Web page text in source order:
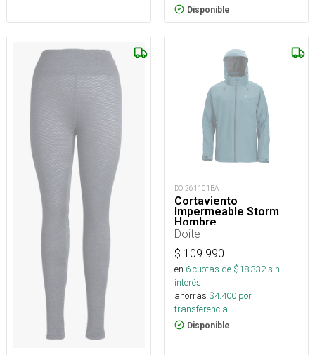
Disponible
DOI261101BA
Cortaviento
Impermeable Storm
Hombre
Doite
$ 109.990
en 6cuotas de $18.332sin
interés
ahorras $4.400 por
transferencia.
Disponible